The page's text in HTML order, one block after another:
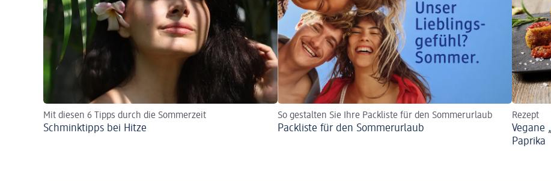
Mit diesen 6 Tipps durch die Sommerzeit
Schminktipps bei Hitze
So gestalten Sie Ihre Packliste für den Sommerurlaub
Packliste für den Sommerurlaub
Rezept
Vegane
Paprika